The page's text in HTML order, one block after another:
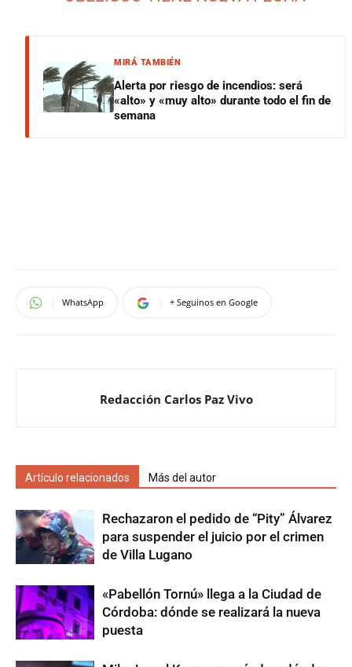
MIRÁ TAMBIÉN
Alerta por riesgo de incendios: será
«alto» y «muy alto» durante todo el fin de
semana
WhatsApp + Seguinos en Google
Redacción Carlos Paz Vivo
Artículo relacionados Más del autor
Rechazaron el pedido de “Pity” Álvarez
para suspender el juicio por el crimen
de Villa Lugano
«Pabellón Tornú» llega a la Ciudad de
Córdoba: dónde se realizará la nueva
puesta